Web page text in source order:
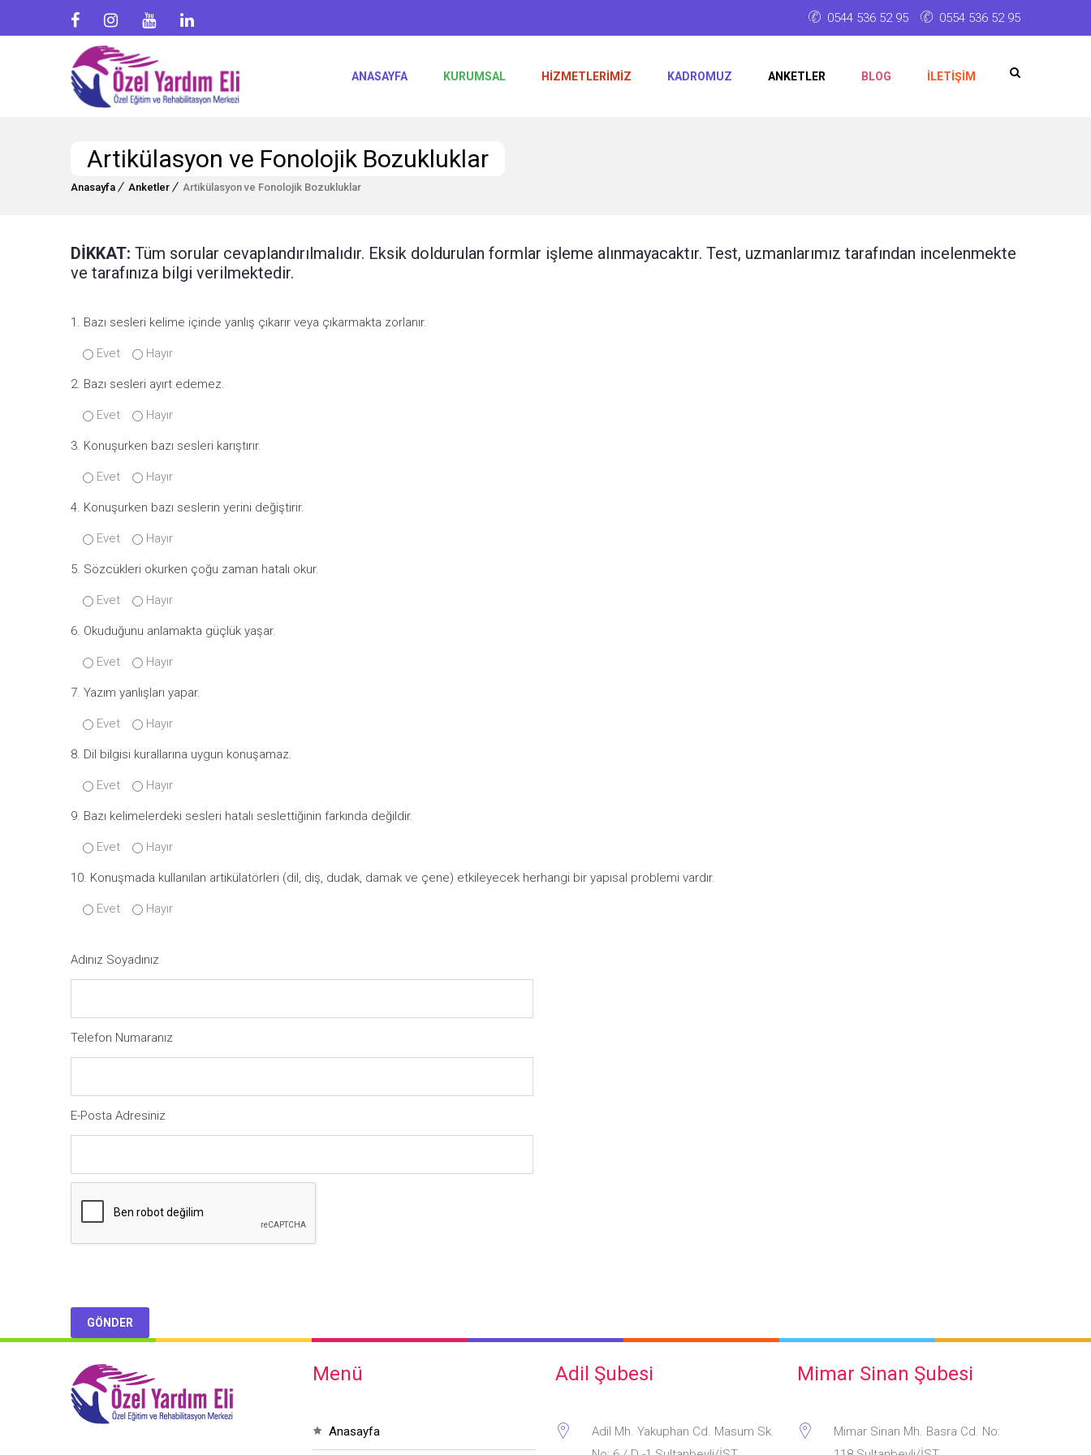
0544 536 52 95 0554 536 52 95
ANASAYFA KURUMSAL HIZMETLERIMIZ KADROMUZ ANKETLER BLOG İLETIŞIM
Artikülasyon ve Fonolojik Bozukluklar
Anasayfa Anketler Artikülasyon ve Fonolojik Bozukluklar
DİKKAT: Tüm sorular cevaplandırılmalıdır. Eksik doldurulan formlar işleme alınmayacaktır. Test, uzmanlarımız tarafından incelenmekte
ve tarafınıza bilgi verilmektedir.
1. Bazı sesleri kelime içinde yanlış çıkarır veya çıkarmakta zorlanır.
Evet Hayır
2. Bazı sesleri ayırt edemez.
Evet Hayır
3. Konuşurken bazı sesleri karıştırır.
Evet Hayır
4. Konuşurken bazı seslerin yerini değiştirir.
Evet Hayır
5. Sözcükleri okurken çoğu zaman hatalı okur.
Evet Hayır
6. Okuduğunu anlamakta güçlük yaşar.
Evet Hayır
7. Yazım yanlışları yapar.
Evet Hayır
8. Dil bilgisi kurallarına uygun konuşamaz.
Evet Hayır
9. Bazı kelimelerdeki sesleri hatalı seslettiğinin farkında değildir.
Evet Hayır
10. Konuşmada kullanılan artikülatörleri (dil, diş, dudak, damak ve çene) etkileyecek herhangi bir yapısal problemi vardır.
Evet Hayır
Adınız Soyadınız
Telefon Numaranız
E-Posta Adresiniz
Menü
anasayfa
Adil Şubesi
Adil Mh. Yakuphan Cd. Masum Sk.
Mimar Sinan Şubesi
Mimar Sinan Mh. Basra Cd. No: